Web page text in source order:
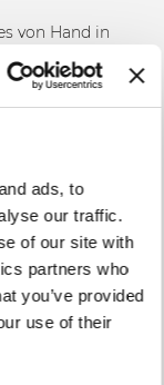
ads, to
our traffic.
of our site with
partners who
you’ve provided
use of their
von Hand in
es intakt
wenn Sie es
Sie keine
Schwämme.